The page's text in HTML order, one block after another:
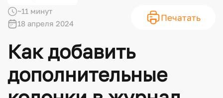
~11 минут
18 апреля 2024
Печатать
Как добавить
дополнительные